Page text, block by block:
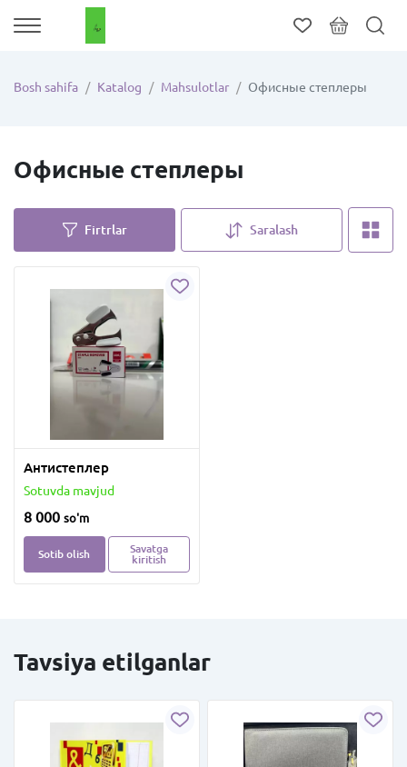
Bosh sahifa Katalog Mahsulotlar Офисные степлеры
Офисные степлеры
Firtrlar Saralash
Антистеплер
Sotuvda mavjud
8 000 so'm
Sotib olish
Savatga
kiritish
Tavsiya etilganlar